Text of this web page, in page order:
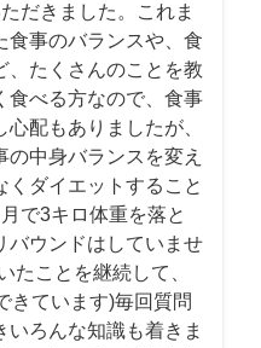
だきました。これま
食事のバランスや、食
、たくさんのことを教
食べる方なので、食事
配もありましたが、
中身バランスを変え
くダイエットすること
で3キロ体重を落と
バウンドはしていませ
たことを継続して、
きています)毎回質問
ろんな知識も着きま